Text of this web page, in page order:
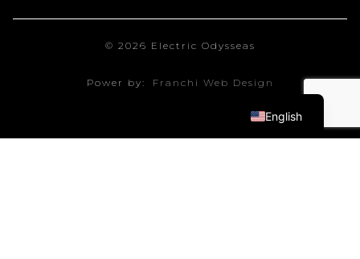
© 2026 Electric Odysseas
Power by: Franchi Web Design
English